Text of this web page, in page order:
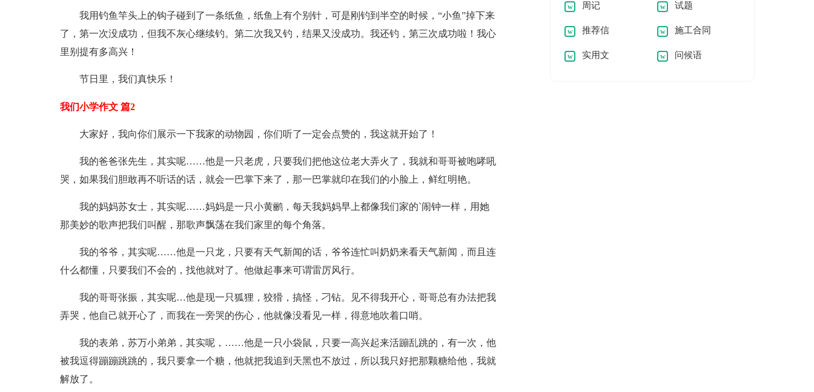
我用钓鱼竿头上的钩子碰到了一条纸鱼，纸鱼上有个别针，可是刚钓到半空的时候，“小鱼”掉下来
了，第一次没成功，但我不灰心继续钓。第二次我又钓，结果又没成功。我还钓，第三次成功啦！我心
里别提有多高兴！
节日里，我们真快乐！
我们小学作文 篇2
大家好，我向你们展示一下我家的动物园，你们听了一定会点赞的，我这就开始了！
我的爸爸张先生，其实呢……他是一只老虎，只要我们把他这位老大弄火了，我就和哥哥被咆哮吼
哭，如果我们胆敢再不听话的话，就会一巴掌下来了，那一巴掌就印在我们的小脸上，鲜红明艳。
我的妈妈苏女士，其实呢……妈妈是一只小黄鹂，每天我妈妈早上都像我们家的`闹钟一样，用她
那美妙的歌声把我们叫醒，那歌声飘荡在我们家里的每个角落。
我的爷爷，其实呢……他是一只龙，只要有天气新闻的话，爷爷连忙叫奶奶来看天气新闻，而且连
什么都懂，只要我们不会的，找他就对了。他做起事来可谓雷厉风行。
我的哥哥张振，其实呢…他是现一只狐狸，狡猾，搞怪，刁钻。见不得我开心，哥哥总有办法把我
弄哭，他自己就开心了，而我在一旁哭的伤心，他就像没看见一样，得意地吹着口哨。
我的表弟，苏万小弟弟，其实呢，……他是一只小袋鼠，只要一高兴起来活蹦乱跳的，有一次，他
被我逗得蹦蹦跳跳的，我只要拿一个糖，他就把我追到天黑也不放过，所以我只好把那颗糖给他，我就
解放了。
抄 转正工作总结
周记 试题
推荐信 施工合同
实用文 问候语